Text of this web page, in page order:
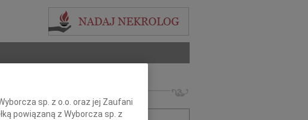
Imię i nazwisko lub numer ogłoszenia:
sp. z o.o. oraz jej Zaufani
powiązaną z Wyborcza sp. z